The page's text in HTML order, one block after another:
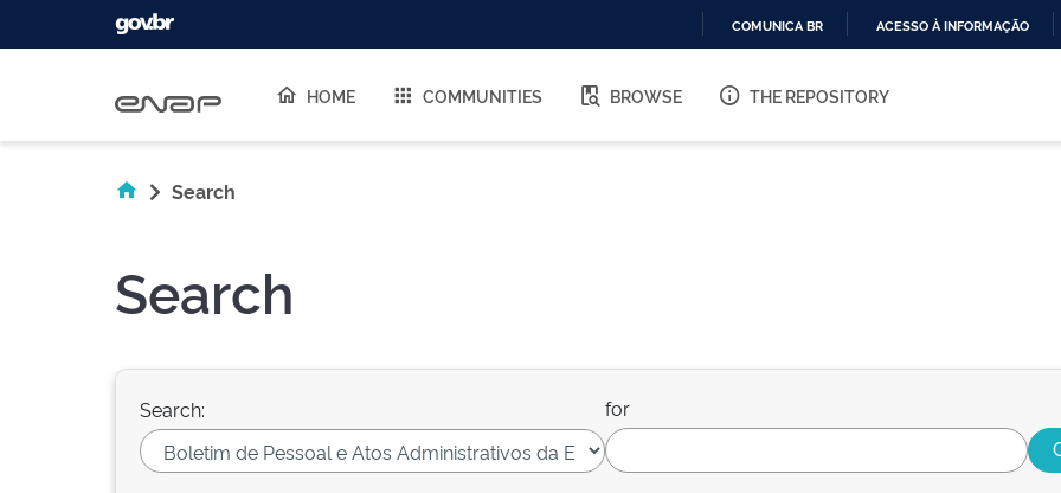
O
COMUNICA BR ACESSO À INFORMAÇÃO
HOME COMMUNITIES BROWSE THE REPOSITORY
Search
Search
Search: for